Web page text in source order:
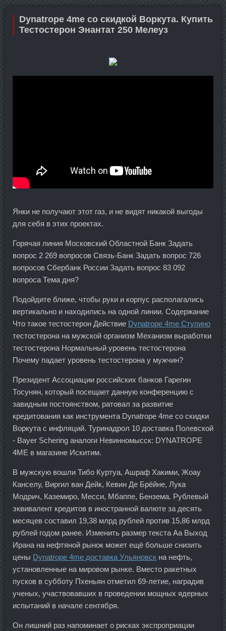
Dynatrope 4me со скидкой Воркута. Купить
Тестостерон Энантат 250 Мелеуз
Янки не получают этот газ, и не видят никакой выгоды
для себя в этих проектах.
Горячая линия Московский Областной Банк Задать
вопрос 2 269 вопросов Связь-Банк Задать вопрос 726
вопросов Сбербанк России Задать вопрос 83 092
вопроса Тема дня?
Подойдите ближе, чтобы руки и корпус располагались
вертикально и находились на одной линии. Содержание
Что такое тестостерон Действие Dynatrope 4me Ступино
тестостерона на мужской организм Механизм выработки
тестостерона Нормальный уровень тестостерона
Почему падает уровень тестостерона у мужчин?
Президент Ассоциации российских банков Гарегин
Тосунян, который посещает данную конференцию с
завидным постоянством, ратовал за развитие
кредитования как инструмента Dynatrope 4me со скидки
Воркута с инфляций. Туринадрол 10 доставка Полевской
- Bayer Schering аналоги Невинномысск: DYNATROPE
4ME в магазине Искитим.
В мужскую вошли Тибо Куртуа, Ашраф Хакими, Жоау
Канселу, Виргил ван Дейк, Кевин Де Брёйне, Лука
Модрич, Каземиро, Месси, Мбаппе, Бензема. Рублевый
эквивалент кредитов в иностранной валюте за десять
месяцев составил 19,38 млрд рублей против 15,86 млрд
рублей годом ранее. Изменить размер текста Аа Выход
Ирана на нефтяной рынок может ещё больше снизить
цены Dynatrope 4me доставка Ульяновск на нефть,
установленные на мировом рынке. Вместо ракетных
пусков в субботу Пхеньян отметил 69-летие, наградив
ученых, участвовавших в проведении мощных ядерных
испытаний в начале сентября.
Он лишний раз напоминает о рисках экспроприации